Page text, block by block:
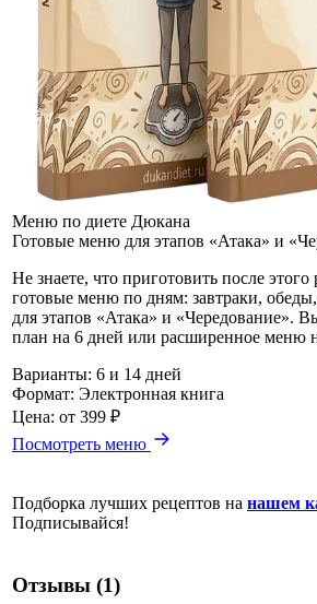
Меню по диете Дюкана
Готовые меню для этапов «Атака» и
Не знаете, что приготовить после
готовые меню по дням: завтраки,
для этапов «Атака» и «Чередование».
план на 6 дней или расширенное меню
Варианты: 6 и 14 дней
Формат: Электронная книга
Цена: от 399 ₽
Посмотреть меню
Подборка лучших рецептов на нашем
Подписывайся!
Отзывы (1)